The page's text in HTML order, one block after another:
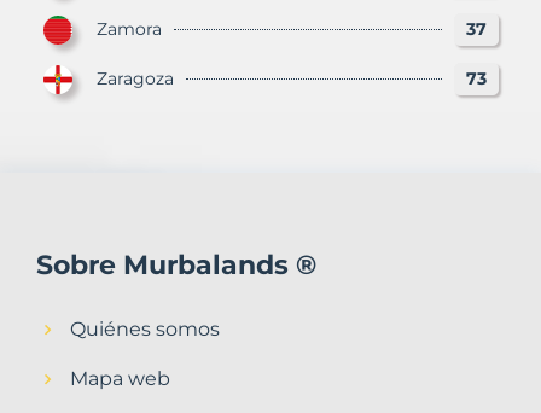
Zamora 37
Zaragoza 73
Sobre Murbalands ®
Quiénes somos
Mapa web